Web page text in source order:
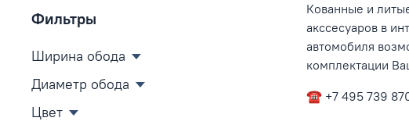
Кованные и
акссесуаров в
автомобиля
комплектации
☎ +7 495 739
Фильтры
Ширина обода
Диаметр обода
Цвет